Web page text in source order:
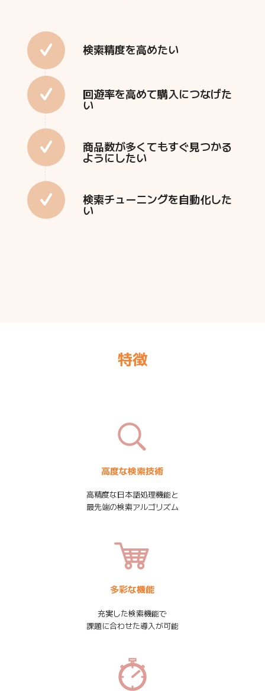
検索精度を高めたい
回遊率を高めて購入につなげた
い
商品数が多くてもすぐ見つかる
ようにしたい
検索チューニングを自動化した
い
特徴
高度な検索技術
高精度な日本語処理機能と
最先端の検索アルゴリズム
多彩な機能
充実した検索機能で
課題に合わせた導入が可能